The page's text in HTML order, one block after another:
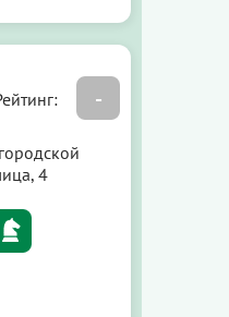
-
4